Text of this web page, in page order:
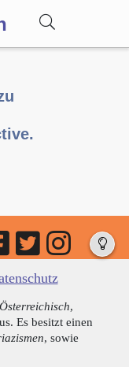
Österreichisch,
Es besitzt einen
, sowie